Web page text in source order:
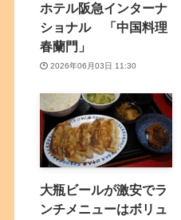
ホテル阪急インターナ
ショナル 「中国料理
春蘭門」
2026年06月03日 11:30
大瓶ビールが激安でラ
ンチメニューはボリュ